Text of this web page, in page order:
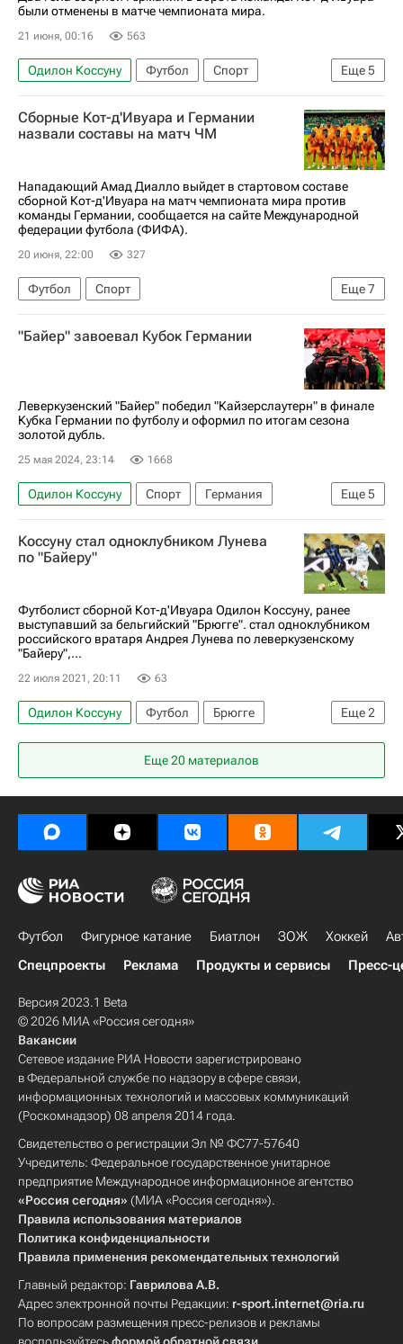
были отменены в матче чемпионата мира.
21 июня, 00:16 563
Еще5
Одилон Коссуну Футбол
Спорт
Германия
Кот-д'Ивуар
Торонто
Франк Кессье
Кай Хаверц
Сборные Кот-д'Ивуара и Германии
назвали составы на матч ЧМ
Нападающий Амад Диалло выйдет в стартовом составе
сборной Кот-д'Ивуара на матч чемпионата мира против
команды Германии, сообщается на сайте Международной
федерации футбола (ФИФА).
20 июня, 22:00 327
Еще7
Футбол
Спорт
Международная федерация футбола (ФИФА)
ЧМ по футболу 2026
Амад Диалло
Ян (Регенсбург)
Манчестер Юнайтед
"Байер" завоевал Кубок Германии
Леверкузенский "Байер" победил "Кайзерслаутерн" в финале
Кубка Германии по футболу и оформил по итогам сезона
золотой дубль.
25 мая 2024, 23:14 1668
Еще5
Одилон Коссуну Спорт
Германия
Гранит Джака
Байер 04
Кайзерслаутерн
Аталанта
Хаби Алонсо
Коссуну стал одноклубником Лунева
по "Байеру"
Футболист сборной Кот-д'Ивуара Одилон Коссуну, ранее
выступавший за бельгийский "Брюгге". стал одноклубником
российского вратаря Андрея Лунева по леверкузенскому
"Байеру",...
22 июля 2021, 20:11 63
Еще2
Одилон Коссуну Футбол
Брюгге
Байер 04
Андрей Лунев
Еще 20 материалов
Футбол Фигурное катание Биатлон ЗОЖ Хоккей
Спецпроекты
Реклама Продукты и сервисы Пресс-
Версия 2023.1 Beta
© 2026 МИА «Россия сегодня»
Вакансии
Сетевое издание РИА Новости зарегистрировано
в Федеральной службе по надзору в сфере связи,
информационных технологий и массовых коммуникаций
(Роскомнадзор) 08 апреля 2014 года.
Свидетельство о регистрации Эл № ФС77-57640
Учредитель: Федеральное государственное унитарное
предприятие Международное информационное агентство
«Россия сегодня» (МИА «Россия сегодня»).
Правила использования материалов
Политика конфиденциальности
Правила применения рекомендательных технологий
Главный редактор: Гаврилова А.В.
Адрес электронной почты Редакции: r-sport.internet@ria.ru
По вопросам размещения пресс-релизов и рекламы